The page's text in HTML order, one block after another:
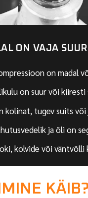
ON VAJA
on madal
on suur või kiiresti
kolinat, tugev suits või
ja õli on
kolvide või
KÄIB?